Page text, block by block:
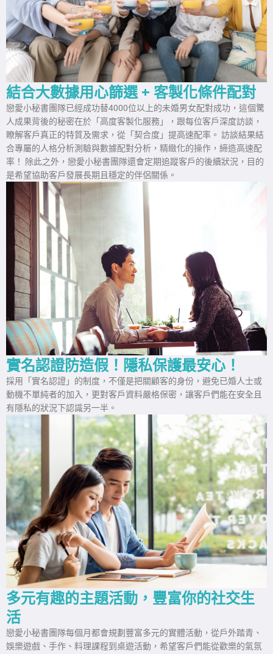
結合大數據用心篩選 + 客製化條件配對
戀愛小秘書團隊已經成功替4000位以上的未婚男女配對成功，這個驚
人成果背後的秘密在於「高度客製化服務」，跟每位客戶深度訪談，
瞭解客戶真正的特質及需求，從「契合度」提高速配率。 訪談結果結
合專屬的人格分析測驗與數據配對分析，精緻化的操作，締造高速配
率！ 除此之外，戀愛小秘書團隊還會定期追蹤客戶的後續狀況，目的
是希望協助客戶發展長期且穩定的伴侶關係。
實名認證防造假！隱私保護最安心！
採用「實名認證」的制度，不僅是把關顧客的身份，避免已婚人士或
動機不單純者的加入，更對客戶資料嚴格保密，讓客戶們能在安全且
有隱私的狀況下認識另一半。
多元有趣的主題活動，豐富你的社交生
活
戀愛小秘書團隊每個月都會規劃豐富多元的實體活動，從戶外踏青、
娛樂遊戲、手作、料理課程到桌遊活動，希望客戶們能從歡樂的氣氛